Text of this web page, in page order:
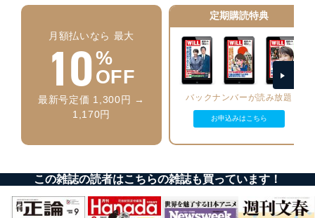
正に努めます。
個人データを取り扱うことのできる機器及び当該
機器を取り扱う従業者を明確化し、 個人データへ
の不要なアクセスを防止しています。
アクセス者の識別と認証
機器に標準装備されているユーザー制御機能（ユ
ーザーアカウント制御）により、個人情報データ
者を識別・認証しています。
外部からの不正アクセス等の防止
個人データを取り扱う機器等のオペレーティング
システムを最新の状態に保持しています。
個人データを取り扱う機器等にセキュリティ対策
月額払いなら 最大
10%
OFF
最新号定価 1,300円 →
1,170円
定期購読特典
バックナンバーが読み放題
お申込みはこちら
この雑誌の読者はこちらの雑誌も買っています！